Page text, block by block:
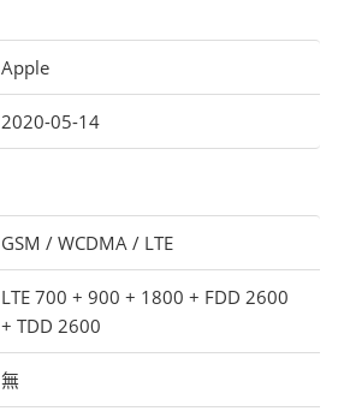
Apple
2020-05-14
GSM / WCDMA / LTE
LTE 700 + 900 + 1800 + FDD 2600
+ TDD 2600
無